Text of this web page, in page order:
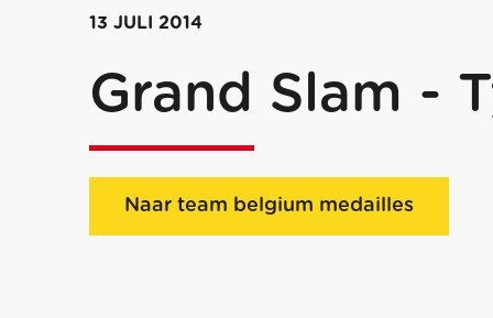
13 JULI 2014
Grand Slam -
Naar team belgium medailles